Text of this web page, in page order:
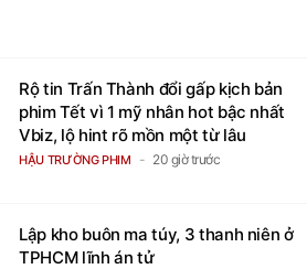
Rộ tin Trấn Thành đổi gấp kịch bản
phim Tết vì 1 mỹ nhân hot bậc nhất
Vbiz, lộ hint rõ mồn một từ lâu
HẬU TRƯỜNG PHIM 20 giờ trước
Lập kho buôn ma túy, 3 thanh niên ở
TPHCM lĩnh án tử